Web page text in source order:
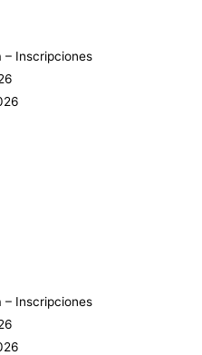
– Inscripciones
– Inscripciones